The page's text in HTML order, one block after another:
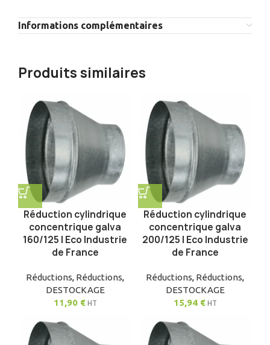
Informations complémentaires
Produits similaires
Réduction cylindrique
concentrique galva
160/125 | Eco Industrie
de France
Réductions, Réductions,
DESTOCKAGE
11,90 € HT
Réduction cylindrique
concentrique galva
200/125 | Eco Industrie
de France
Réductions, Réductions,
DESTOCKAGE
15,94 € HT